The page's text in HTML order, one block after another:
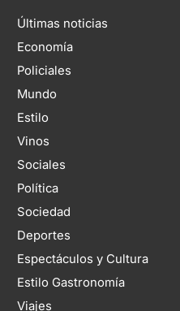
Últimas noticias
Economía
Policiales
Mundo
Estilo
Vinos
Sociales
Política
Sociedad
Deportes
Espectáculos y Cultura
Estilo Gastronomía
Viajes